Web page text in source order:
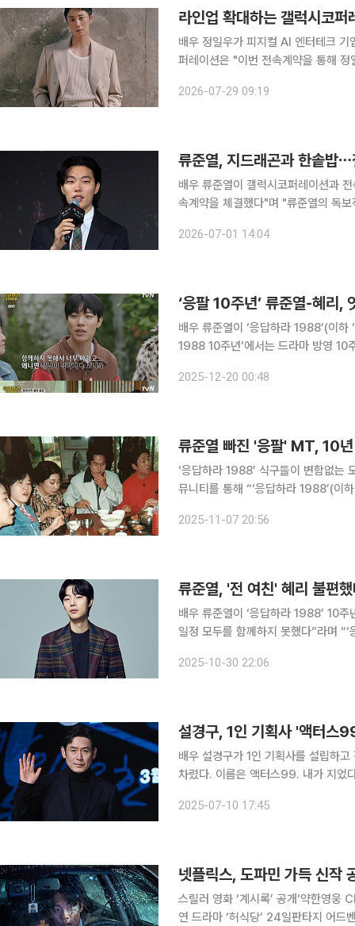
라인업 확대하는 갤럭시코
배우 정일우가 피지컬 AI 엔터테크 기업 갤
퍼레이션은 "이번 전속계약을 통해
라고 밝혔다. 최용호 갤럭시코
2026-07-29 09:19
류준열, 지드래곤과 한솥밥
배우 류준열이 갤럭시코퍼레이션과 전속계약을 맺었다. 갤럭시코
속계약을 체결했다"며 "류준열의 독
산권(IP) 사업을 함께 전개하며 새로
2026-07-01 14:04
‘응팔 10주년’ 류준열-혜리
배우 류준열이 ‘응답하라 1988’(이하 ‘응팔’)의 10
1988 10주년’에서는 드라마 방영 10
게 하는 의상을 입고 등장해 당시의 추
2025-12-20 00:48
류준열 빠진 '응팔' MT, 10
‘응답하라 1988’ 식구들이 변함없는 모습으로 한자리에
뮤니티를 통해 “‘응답하라 1988’(이
란, 김성균, 이일화, 이민지, 최성원,
2025-11-07 20:56
류준열, '전 여친' 혜리 불편
배우 류준열이 ‘응답하라 1988’ 10주년을 따로 축하했다. 30
일정 모두를 함께하지 못했다”라며
맞아 단체 MT를 계획 중이라고 알렸
2025-10-30 22:06
설경구, 1인 기획사 '액터스
배우 설경구가 1인 기획사를 설립하고 활동에 나선다. 10일 설경구
차렸다. 이름은 액터스99. 내가 지었다”라며 이같이 알렸다.
분이 묘한 건 사실”이라고 독자 활동
2025-07-10 17:45
넷플릭스, 도파민 가득 신작
스릴러 영화 ‘계시록’ 공개‘약한영웅
연 드라마 ‘허식당’ 24일판타지 어드벤쳐 ‘늑대왕’ 공개 넷플릭스